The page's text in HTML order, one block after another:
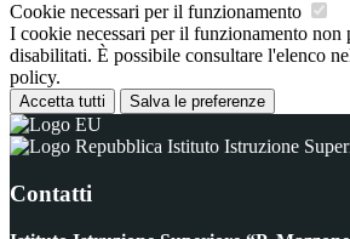
Cookie necessari per il funzionamento
I cookie necessari per il funzionamento non
disabilitati. È possibile consultare l'elenco
policy.
Accetta tutti Salva le preferenze
Istituto Istruzione
Contatti